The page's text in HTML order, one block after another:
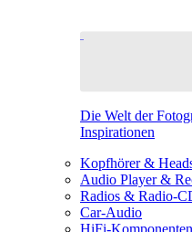
Die Welt der
Inspirationen
Kopfhörer &
Audio Player &
Radios & Radio-
Car-Audio
HiFi-Komponenten